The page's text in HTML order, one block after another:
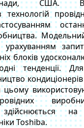
США.
технологій
блоків
тенденції.
Toshiba.